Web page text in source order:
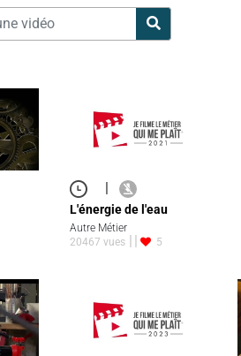
|
L'énergie de l'eau
Autre Métier
20467 vues
5